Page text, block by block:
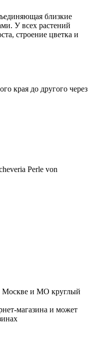
близкие
У всех растений
строение цветка и
края до другого через
Perle von
Москве и МО круглый
магазина и может